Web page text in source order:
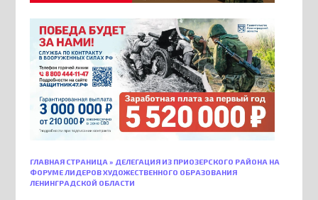
ГЛАВНАЯ СТРАНИЦА » ДЕЛЕГАЦИЯ ИЗ ПРИОЗЕРСКОГО РАЙОНА НА
ФОРУМЕ ЛИДЕРОВ ХУДОЖЕСТВЕННОГО ОБРАЗОВАНИЯ
ЛЕНИНГРАДСКОЙ ОБЛАСТИ